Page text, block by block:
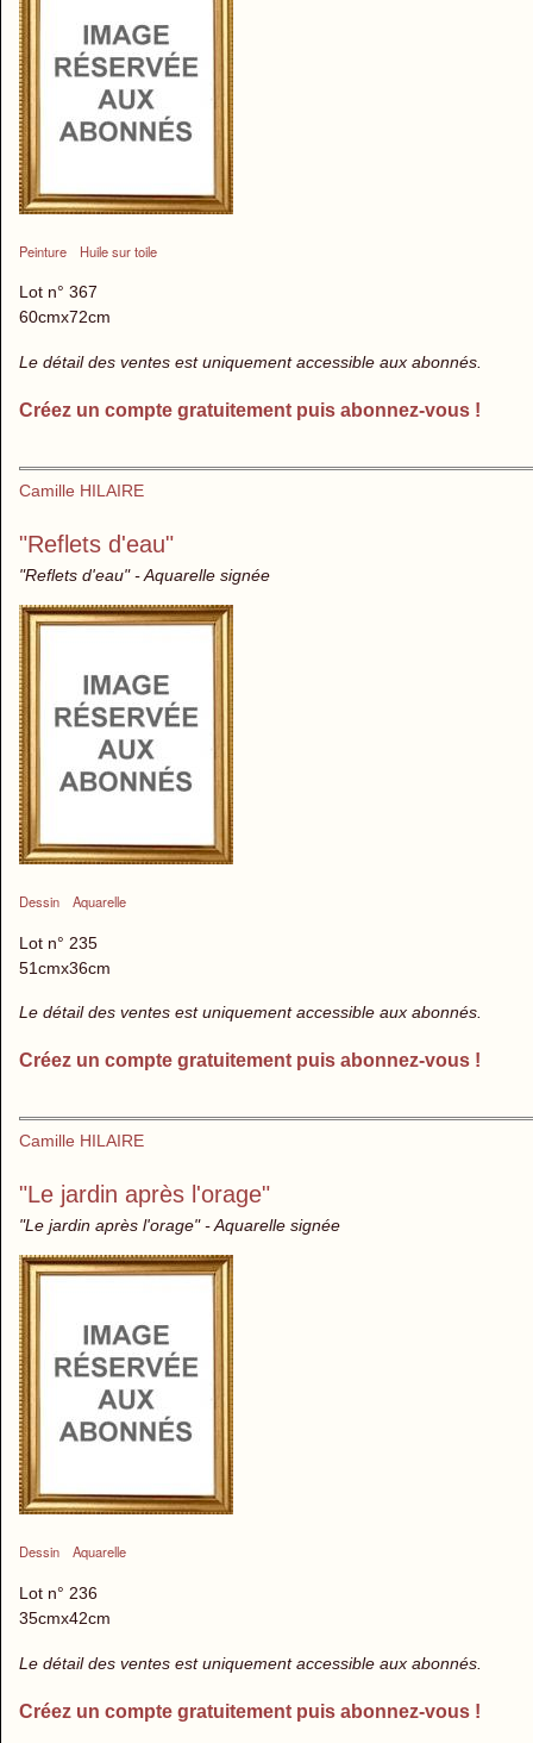
Peinture Huile sur toile
Lot n° 367
60cmx72cm
Le détail des ventes est uniquement accessible aux abonnés.
Créez un compte gratuitement puis abonnez-vous !
Camille HILAIRE
"Reflets d'eau"
"Reflets d'eau" - Aquarelle signée
Dessin Aquarelle
Lot n° 235
51cmx36cm
Le détail des ventes est uniquement accessible aux abonnés.
Créez un compte gratuitement puis abonnez-vous !
Camille HILAIRE
"Le jardin après l'orage"
"Le jardin après l'orage" - Aquarelle signée
Dessin Aquarelle
Lot n° 236
35cmx42cm
Le détail des ventes est uniquement accessible aux abonnés.
Créez un compte gratuitement puis abonnez-vous !